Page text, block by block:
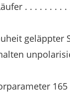
. . . . . . . . .
geläppter
165